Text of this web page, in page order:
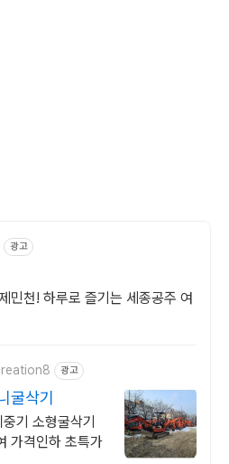
광고
민천! 하루로 즐기는 세종공주 여
광고
굴삭기
기 소형굴삭기
가격인하 초특가